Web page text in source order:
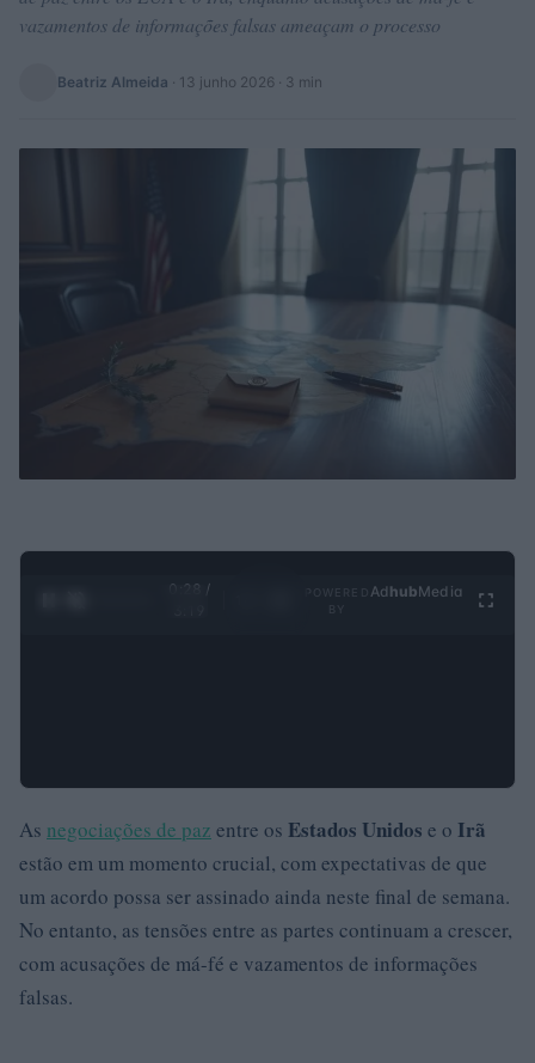
vazamentos de informações falsas ameaçam o processo
Beatriz Almeida · 13 junho 2026 · 3 min
0:28 /
Ad hubMedia
As negociações de paz entre os Estados Unidos e o Irã
estão em um momento crucial, com expectativas de que
um acordo possa ser assinado ainda neste final de semana.
No entanto, as tensões entre as partes continuam a crescer,
com acusações de má-fé e vazamentos de informações
falsas.